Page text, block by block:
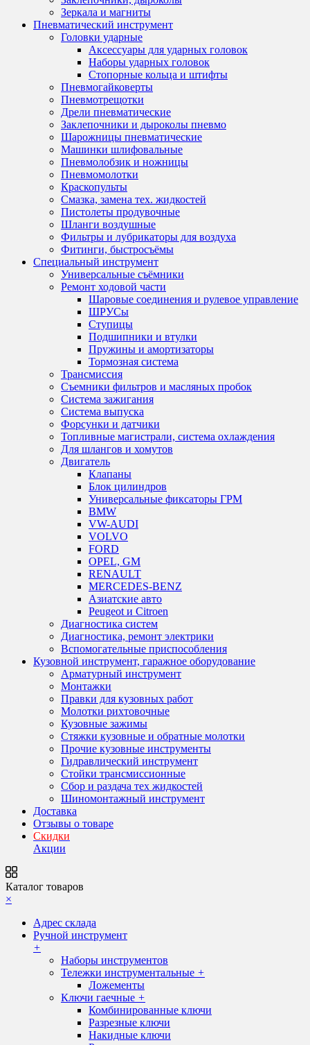
Зеркала и магниты
Пневматический инструмент
Головки ударные
Аксессуары для ударных головок
Наборы ударных головок
Стопорные кольца и штифты
Пневмогайковерты
Пневмотрещотки
Дрели пневматические
Заклепочники и дыроколы пневмо
Шарожницы пневматические
Машинки шлифовальные
Пневмолобзик и ножницы
Пневмомолотки
Краскопульты
Смазка, замена тех. жидкостей
Пистолеты продувочные
Шланги воздушные
Фильтры и лубрикаторы для воздуха
Фитинги, быстросъёмы
Специальный инструмент
Универсальные съёмники
Ремонт ходовой части
Шаровые соединения и рулевое управление
ШРУСы
Ступицы
Подшипники и втулки
Пружины и амортизаторы
Тормозная система
Трансмиссия
Съемники фильтров и масляных пробок
Система зажигания
Система выпуска
Форсунки и датчики
Топливные магистрали, система охлаждения
Для шлангов и хомутов
Двигатель
Клапаны
Блок цилиндров
Универсальные фиксаторы ГРМ
BMW
VW-AUDI
VOLVO
FORD
OPEL, GM
RENAULT
MERCEDES-BENZ
Азиатские авто
Peugeot и Citroen
Диагностика систем
Диагностика, ремонт электрики
Вспомогательные приспособления
Кузовной инструмент, гаражное оборудование
Арматурный инструмент
Монтажки
Правки для кузовных работ
Молотки рихтовочные
Кузовные зажимы
Стяжки кузовные и обратные молотки
Прочие кузовные инструменты
Гидравлический инструмент
Стойки трансмиссионные
Сбор и раздача тех жидкостей
Шиномонтажный инструмент
Доставка
Отзывы о товаре
Скидки
Акции
Каталог товаров
×
Адрес склада
Ручной инструмент
+
Наборы инструментов
Тележки инструментальные +
Ложементы
Ключи гаечные +
Комбинированные ключи
Разрезные ключи
Накидные ключи